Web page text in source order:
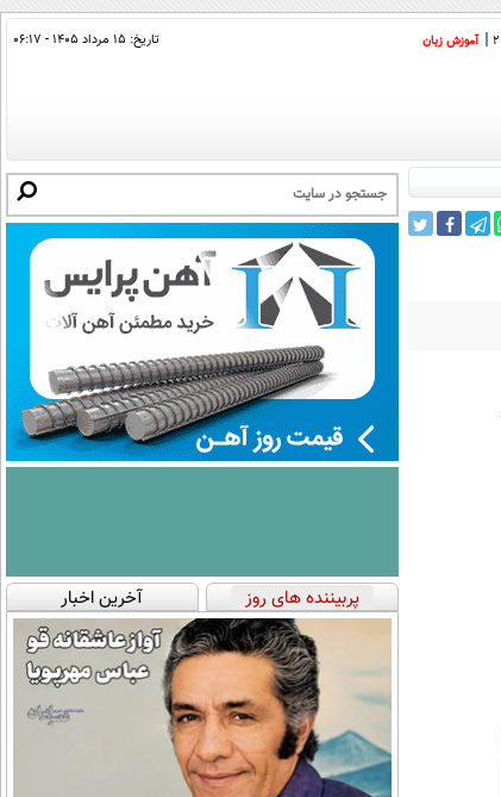
آموزش زبان تاریخ: ۱۵ مرداد ۱۴۰۵ - ۰۶:۱۷
پربیننده های روز آخرین اخبار